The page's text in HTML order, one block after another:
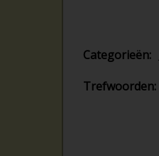
Categorieën:
Trefwoorden: